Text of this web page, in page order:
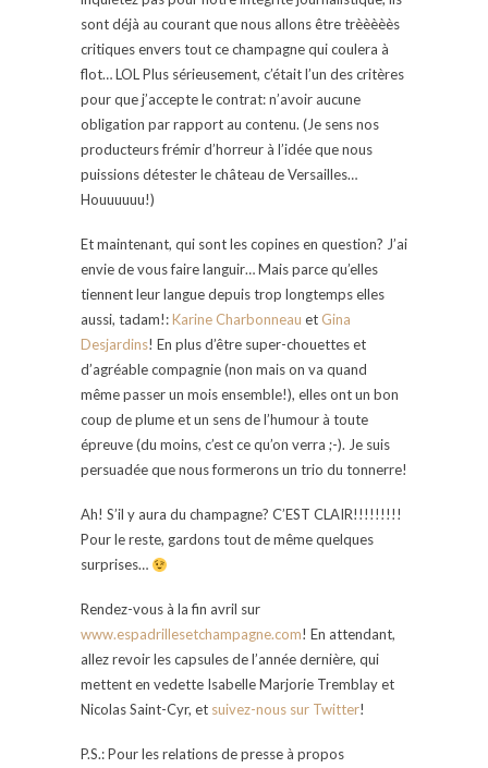
sont déjà au courant que nous allons être trèèèèès
critiques envers tout ce champagne qui coulera à
flot… LOL Plus sérieusement, c’était l’un des critères
pour que j’accepte le contrat: n’avoir aucune
obligation par rapport au contenu. (Je sens nos
producteurs frémir d’horreur à l’idée que nous
puissions détester le château de Versailles…
Houuuuuu!)
Et maintenant, qui sont les copines en question? J’ai
envie de vous faire languir… Mais parce qu’elles
tiennent leur langue depuis trop longtemps elles
aussi, tadam!:Karine Charbonneau et Gina
Desjardins! En plus d’être super-chouettes et
d’agréable compagnie (non mais on va quand
même passer un mois ensemble!), elles ont un bon
coup de plume et un sens de l’humour à toute
épreuve (du moins, c’est ce qu’on verra ;-). Je suis
persuadée que nous formerons un trio du tonnerre!
Ah! S’il y aura du champagne? C’EST CLAIR!!!!!!!!!
Pour le reste, gardons tout de même quelques
surprises…
Rendez-vous à la fin avril sur
www.espadrillesetchampagne.com! En attendant,
allez revoir les capsules de l’année dernière, qui
mettent en vedette Isabelle Marjorie Tremblay et
Nicolas Saint-Cyr, et suivez-nous sur Twitter!
P.S.: Pour les relations de presse à propos